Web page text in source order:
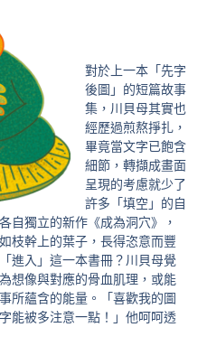
對於上一本「先字
後圖」的短篇故事
集，川貝母其實也
經歷過煎熬掙扎，
畢竟當文字已飽含
細節，轉擷成畫面
呈現的考慮就少了
許多「填空」的自
自獨立的新作《成為洞穴》，
枝幹上的葉子，長得恣意而豐
進入」這一本書冊？川貝母覺
想像與對應的骨血肌理，或能
所蘊含的能量。「喜歡我的圖
能被多注意一點！」他呵呵透